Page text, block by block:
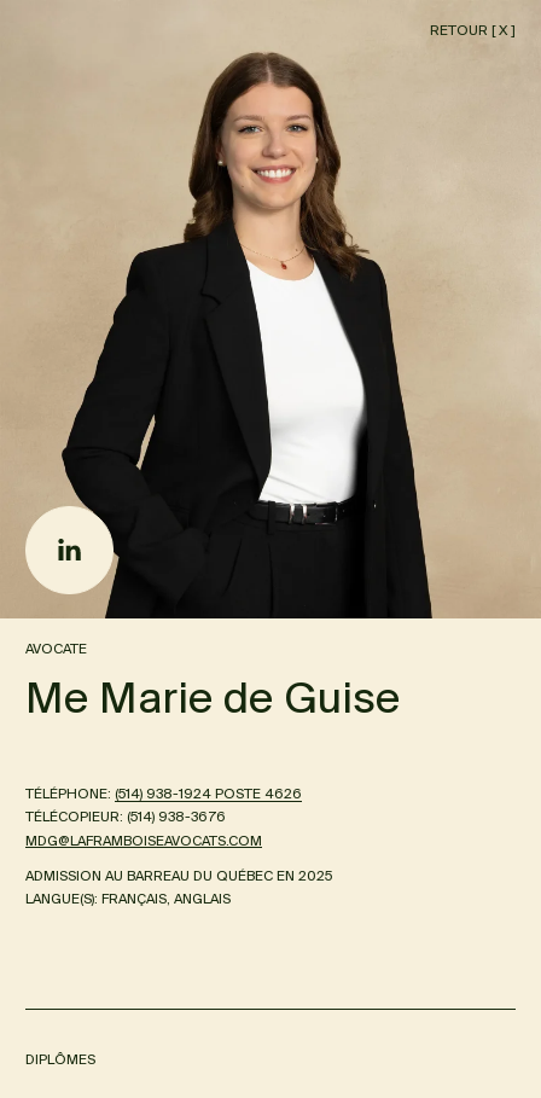
RETOUR [ X ]
AVOCATE
Me Marie de Guise
TÉLÉPHONE: 6264 ETSOP 4291-839 (415)
TÉLÉCOPIEUR: (514) 938-3676
MOC.STACOVAESIOBMARFAL@GDM
ADMISSION AU BARREAU DU QUÉBEC EN 2025
LANGUE(S): FRANÇAIS, ANGLAIS
DIPLÔMES